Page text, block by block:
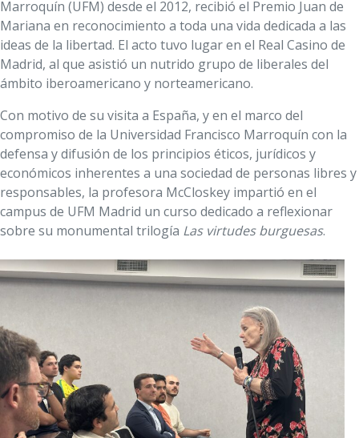
Marroquín (UFM) desde el 2012, recibió el Premio Juan de
Mariana en reconocimiento a toda una vida dedicada a las
ideas de la libertad. El acto tuvo lugar en el Real Casino de
Madrid, al que asistió un nutrido grupo de liberales del
ámbito iberoamericano y norteamericano.
Con motivo de su visita a España, y en el marco del
compromiso de la Universidad Francisco Marroquín con la
defensa y difusión de los principios éticos, jurídicos y
económicos inherentes a una sociedad de personas libres y
responsables, la profesora McCloskey impartió en el
campus de UFM Madrid un curso dedicado a reflexionar
sobre su monumental trilogía Las virtudes burguesas.